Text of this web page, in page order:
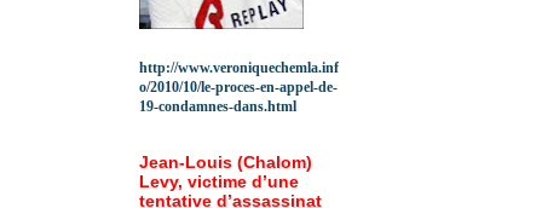
http://www.veroniquechemla.inf
o/2010/10/le-proces-en-appel-de-
19-condamnes-dans.html
Jean-Louis (Chalom)
Levy, victime d’une
tentative d’assassinat